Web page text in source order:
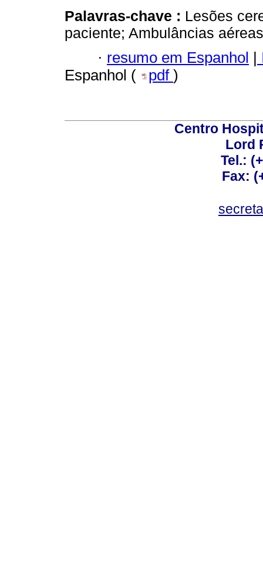
Palavras-chave : Lesões
paciente; Ambulâncias
· resumo em Espanhol
Espanhol (
pdf )
Centro
Lord
Tel.:
Fax: